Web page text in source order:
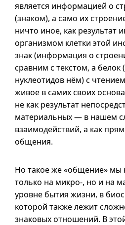
является информацией о
(знаком), а само их
ничто иное, как результат
организмом клетки этой
знак (информация о
сравним с текстом, а белок
нуклеотидов нём) с чтением
живое в самих своих
не как результат
материальных — в нашем
взаимодействий, а как
общения.
Но такое же «общение» мы
только на микро-, но и на
уровне бытия жизни, в
которой также лежит
знаковых отношений. В